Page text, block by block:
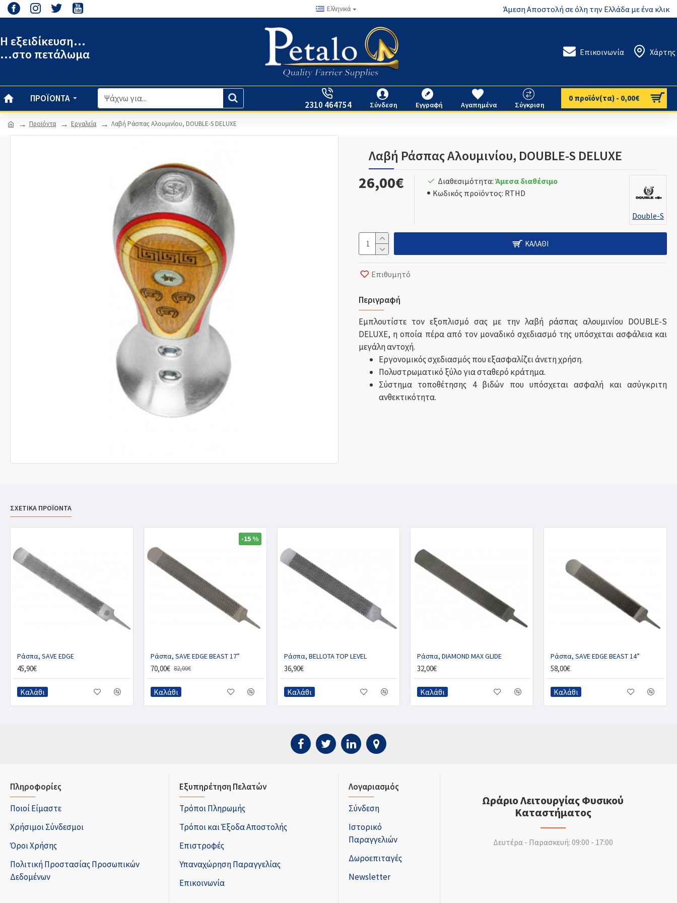
Ελληνικά Άμεση Αποστολή σε όλη την Ελλάδα με ένα κλικ
Η εξειδίκευση...
...στο πετάλωμα
Επικοινωνία Χάρτης
ΠΡΟΪΌΝΤΑ
2310 464754 Σύνδεση Εγγραφή Αγαπημένα Σύγκριση
0 προϊόν(τα) - 0,00€
Προϊόντα Εργαλεία Λαβή Ράσπας Αλουμινίου, DOUBLE-S DELUXE
Λαβή Ράσπας Αλουμινίου, DOUBLE-S DELUXE
26,00€ Διαθεσιμότητα: Άμεσα διαθέσιμο
Κωδικός προϊόντος: RTHD
Double-S
ΚΑΛΆΘΙ
Επιθυμητό
Περιγραφή
Εμπλουτίστε τον εξοπλισμό σας με την λαβή ράσπας αλουμινίου DOUBLE-S
DELUXE, η οποία πέρα από τον μοναδικό σχεδιασμό της υπόσχεται ασφάλεια και
μεγάλη αντοχή.
Εργονομικός σχεδιασμός που εξασφαλίζει άνετη χρήση.
Πολυστρωματικό ξύλο για σταθερό κράτημα.
Σύστημα τοποθέτησης 4 βιδών που υπόσχεται ασφαλή και ασύγκριτη
ανθεκτικότητα.
ΣΧΕΤΙΚΑ ΠΡΟΪΟΝΤΑ
Ράσπα, SAVE EDGE
45,90€
Καλάθι
-15 %
Ράσπα, SAVE EDGE BEAST 17”
70,00€ 82,00€
Καλάθι
Ράσπα, BELLOTA TOP LEVEL
36,90€
Καλάθι
Ράσπα, DIAMOND MAX GLIDE
32,00€
Καλάθι
Ράσπα, SAVE EDGE BEAST 14”
58,00€
Καλάθι
Πληροφορίες
Ποιοί Είμαστε
Χρήσιμοι Σύνδεσμοι
Όροι Χρήσης
Πολιτική Προστασίας Προσωπικών
Δεδομένων
Εξυπηρέτηση Πελατών
Τρόποι Πληρωμής
Τρόποι και Έξοδα Αποστολής
Επιστροφές
Υπαναχώρηση Παραγγελίας
Επικοινωνία
Λογαριασμός
Σύνδεση
Ιστορικό
Παραγγελιών
Δωροεπιταγές
Newsletter
Ωράριο Λειτουργίας Φυσικού
Καταστήματος
Δευτέρα - Παρασκευή: 09:00 - 17:00